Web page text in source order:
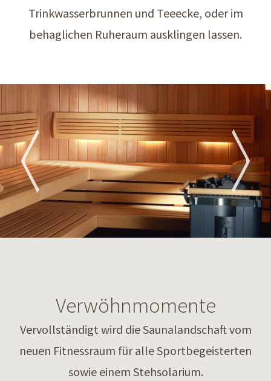
Trinkwasserbrunnen und Teeecke, oder im
behaglichen Ruheraum ausklingen lassen.
Verwöhnmomente
Vervollständigt wird die Saunalandschaft vom
neuen Fitnessraum für alle Sportbegeisterten
sowie einem Stehsolarium.